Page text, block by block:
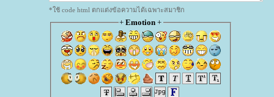
*ใช้ code html ตกแต่งข้อความได้เฉพาะสมาชิก
+Emotion +